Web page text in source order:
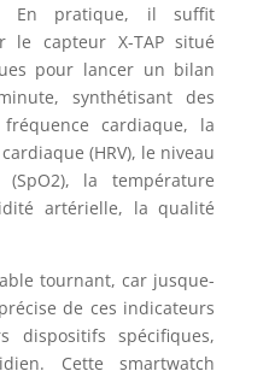
En pratique, il suffit
le capteur X-TAP situé
pour lancer un bilan
synthétisant des
cardiaque, la
(HRV), le niveau
la température
artérielle, la qualité
tournant, car jusque-
de ces indicateurs
dispositifs spécifiques,
Cette smartwatch